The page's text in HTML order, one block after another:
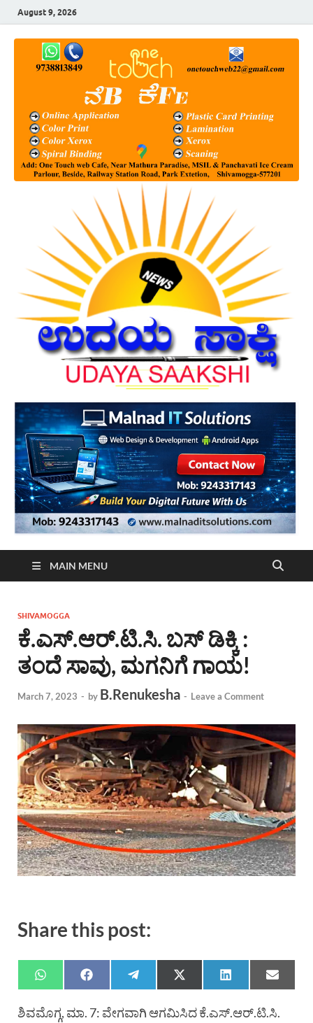
August 9, 2026
MAIN MENU
SHIVAMOGGA
ಕೆ.ಎಸ್.ಆರ್.ಟಿ.ಸಿ. ಬಸ್ ಡಿಕ್ಕಿ :
ತಂದೆ ಸಾವು, ಮಗನಿಗೆ ಗಾಯ!
March 7, 2023 - by B.Renukesha - Leave a Comment
Share this post:
ಶಿವಮೊಗ್ಗ, ಮಾ. 7: ವೇಗವಾಗಿ ಆಗಮಿಸಿದ ಕೆ.ಎಸ್.ಆರ್.ಟಿ.ಸಿ.